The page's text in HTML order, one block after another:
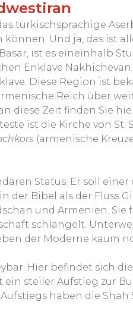
türkischsprachige
Und ja, das ist
ist es eineinhalb
Enklave
Diese Region ist
Reich über
diese Zeit finden Sie
ist die Kirche von St.
(armenische
Status. Er soll einer
der Bibel als der Fluss
und Armenien.
schlängelt.
der Moderne kaum
Hier befindet sich
ein steiler Aufstieg zur
haben die